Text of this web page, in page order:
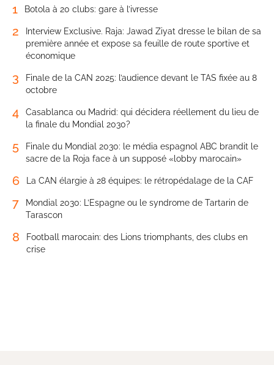
1 Botola à 20 clubs: gare à l’ivresse
2
Interview Exclusive. Raja: Jawad Ziyat dresse le bilan de sa
première année et expose sa feuille de route sportive et
économique
3
Finale de la CAN 2025: l’audience devant le TAS fixée au 8
octobre
4
Casablanca ou Madrid: qui décidera réellement du lieu de
la finale du Mondial 2030?
5
Finale du Mondial 2030: le média espagnol ABC brandit le
sacre de la Roja face à un supposé «lobby marocain»
6 La CAN élargie à 28 équipes: le rétropédalage de la CAF
7
Mondial 2030: L’Espagne ou le syndrome de Tartarin de
Tarascon
8
Football marocain: des Lions triomphants, des clubs en
crise